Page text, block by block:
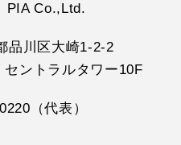
PIA Co.,Ltd.
品川区大崎1-2-2
ントラルタワー10F
（代表）